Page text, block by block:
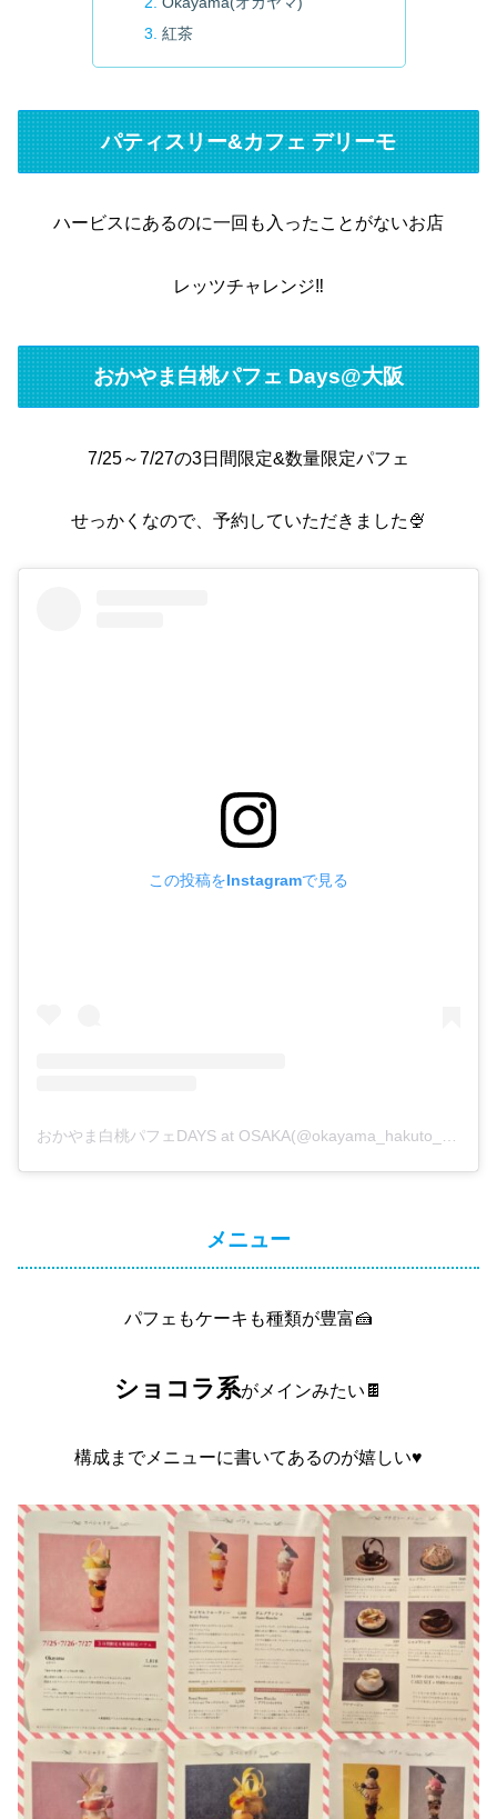
紅茶
パティスリー&カフェ デリーモ
ハービスにあるのに一回も入ったことがないお店
レッツチャレンジ‼️
おかやま白桃パフェ Days@大阪
7/25～7/27の3日間限定&数量限定パフェ
せっかくなので、予約していただきました🍨
この投稿をInstagramで見る
おかやま白桃パフェDAYS at OSAKA(@okayama_hakuto_at.osaka)がシェアした投稿
メニュー
パフェもケーキも種類が豊富🍰
ショコラ系がメインみたい🍫
構成までメニューに書いてあるのが嬉しい♥️